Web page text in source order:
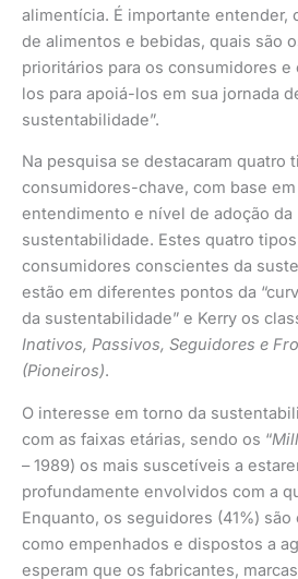
alimentícia. É importante entender,
de alimentos e bebidas, quais são
prioritários para os consumidores e
los para apoiá-los em sua jornada
sustentabilidade”.
Na pesquisa se destacaram quatro
consumidores-chave, com base
entendimento e nível de adoção da
sustentabilidade. Estes quatro
consumidores conscientes da
estão em diferentes pontos da
da sustentabilidade” e Kerry os
Inativos, Passivos, Seguidores e
(Pioneiros).
O interesse em torno da
com as faixas etárias, sendo os “
– 1989) os mais suscetíveis a
profundamente envolvidos com a
Enquanto, os seguidores (41%)
como empenhados e dispostos a
esperam que os fabricantes,